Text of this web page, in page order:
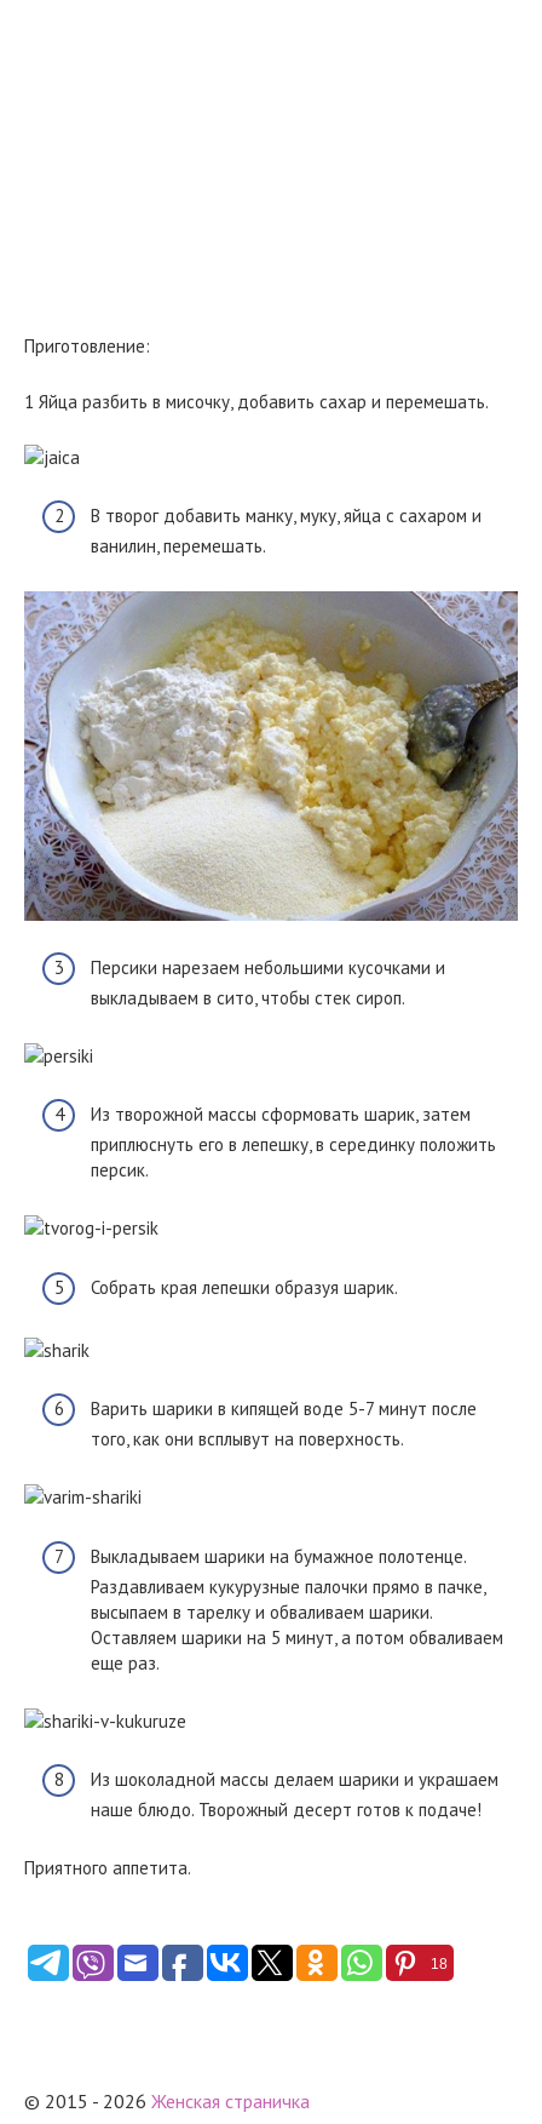
Приготовление:
1 Яйца разбить в мисочку, добавить сахар и перемешать.
В творог добавить манку, муку, яйца с сахаром и
ванилин, перемешать.
Персики нарезаем небольшими кусочками и
выкладываем в сито, чтобы стек сироп.
Из творожной массы сформовать шарик, затем
приплюснуть его в лепешку, в серединку положить
персик.
Собрать края лепешки образуя шарик.
Варить шарики в кипящей воде 5-7 минут после
того, как они всплывут на поверхность.
Выкладываем шарики на бумажное полотенце.
Раздавливаем кукурузные палочки прямо в пачке,
высыпаем в тарелку и обваливаем шарики.
Оставляем шарики на 5 минут, а потом обваливаем
еще раз.
Из шоколадной массы делаем шарики и украшаем
наше блюдо. Творожный десерт готов к подаче!
Приятного аппетита.
18
© 2015 - 2026 Женская страничка